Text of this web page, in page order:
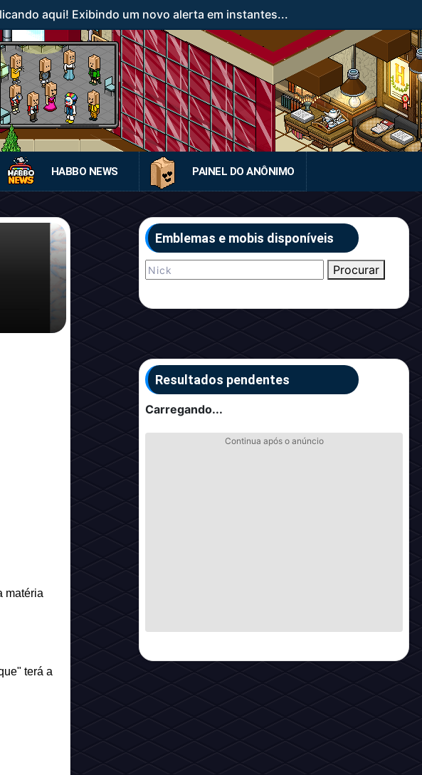
aqui! Exibindo um novo alerta em instantes...
HABBO NEWS PAINEL DO ANÔNIMO
matéria
terá a
Emblemas e mobis disponíveis
Procurar
Resultados pendentes
Carregando...